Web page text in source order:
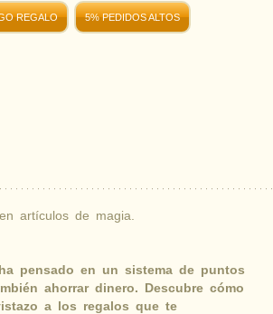
REGALO 5% PEDIDOS ALTOS
artículos de magia.
pensado en un sistema de puntos
ahorrar dinero. Descubre cómo
a los regalos que te